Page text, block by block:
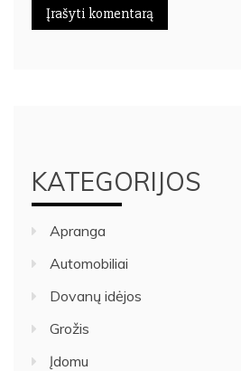
KATEGORIJOS
Apranga
Automobiliai
Dovanų idėjos
Grožis
Įdomu